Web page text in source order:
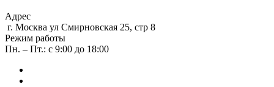
Адрес
г. Москва ул Смирновская 25, стр 8
Режим работы
Пн. – Пт.: с 9:00 до 18:00